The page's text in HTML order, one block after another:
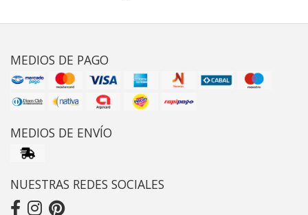
MEDIOS DE PAGO
MEDIOS DE ENVÍO
NUESTRAS REDES SOCIALES